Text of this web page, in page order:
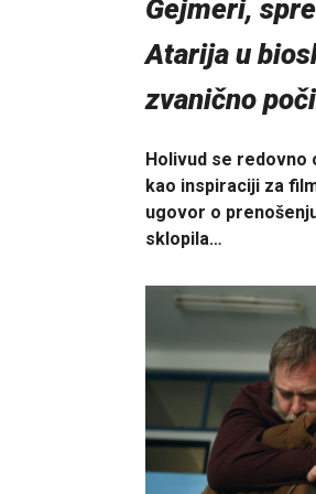
Gejmeri,
Atarija u
zvanično
Holivud se redovno
kao inspiraciji za
ugovor o
sklopila…